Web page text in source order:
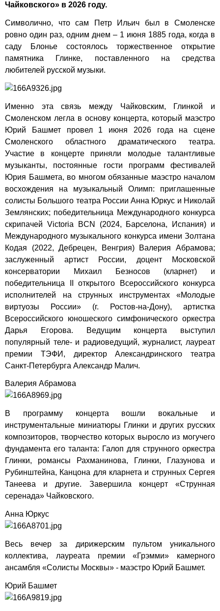
Чайковского» в 2026 году.
Символично, что сам Петр Ильич был в Смоленске
ровно один раз, одним днем – 1 июня 1885 года, когда в
саду Блонье состоялось торжественное открытие
памятника Глинке, поставленного на средства
любителей русской музыки.
Именно эта связь между Чайковским, Глинкой и
Смоленском легла в основу концерта, который маэстро
Юрий Башмет провел 1 июня 2026 года на сцене
Смоленского областного драматического театра.
Участие в концерте приняли молодые талантливые
музыканты, постоянные гости программ фестивалей
Юрия Башмета, во многом обязанные маэстро началом
восхождения на музыкальный Олимп: приглашенные
солисты Большого театра России Анна Юркус и Николай
Землянских; победительница Международного конкурса
скрипачей Victoria BCN (2024, Барселона, Испания) и
Международного музыкального конкурса имени Золтана
Кодая (2022, Дебрецен, Венгрия) Валерия Абрамова;
заслуженный артист России, доцент Московской
консерватории Михаил Безносов (кларнет) и
победительница II открытого Всероссийского конкурса
исполнителей на струнных инструментах «Молодые
виртуозы России» (г. Ростов-на-Дону), артистка
Всероссийского юношеского симфонического оркестра
Дарья Егорова. Ведущим концерта выступил
популярный теле- и радиоведущий, журналист, лауреат
премии ТЭФИ, директор Александринского театра
Санкт-Петербурга Александр Малич.
Валерия Абрамова
В программу концерта вошли вокальные и
инструментальные миниатюры Глинки и других русских
композиторов, творчество которых выросло из могучего
фундамента его таланта: Галоп для струнного оркестра
Глинки, романсы Рахманинова, Глинки, Глазунова и
Рубинштейна, Канцона для кларнета и струнных Сергея
Танеева и другие. Завершила концерт «Струнная
серенада» Чайковского.
Анна Юркус
Весь вечер за дирижерским пультом уникального
коллектива, лауреата премии «Грэмми» камерного
ансамбля «Солисты Москвы» - маэстро Юрий Башмет.
Юрий Башмет